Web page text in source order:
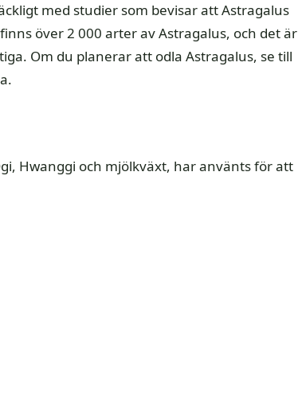
med studier som bevisar att Astragalus
över 2 000 arter av Astragalus, och det är
Om du planerar att odla Astragalus, se till
Hwanggi och mjölkväxt, har använts för att